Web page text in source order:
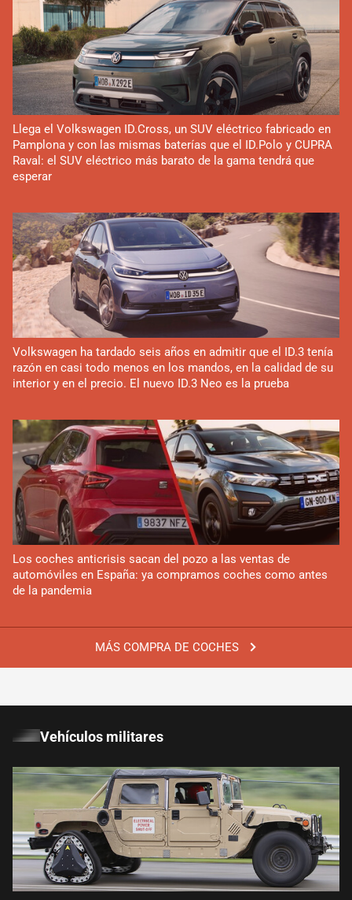
MÁS COMPRA DE COCHES
Llega el Volkswagen ID.Cross, un SUV eléctrico fabricado en
Pamplona y con las mismas baterías que el ID.Polo y CUPRA
Raval: el SUV eléctrico más barato de la gama tendrá que
esperar
Volkswagen ha tardado seis años en admitir que el ID.3 tenía
razón en casi todo menos en los mandos, en la calidad de su
interior y en el precio. El nuevo ID.3 Neo es la prueba
Los coches anticrisis sacan del pozo a las ventas de
automóviles en España: ya compramos coches como antes
de la pandemia
Vehículos militares